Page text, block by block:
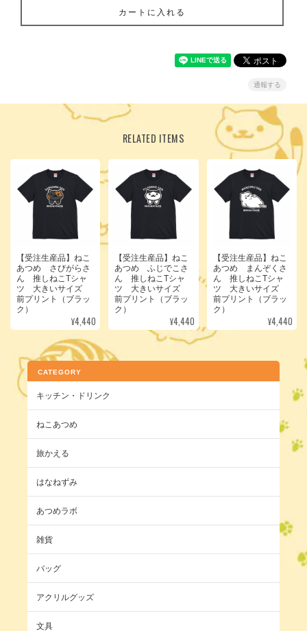
カートに入れる
通報する
RELATED ITEMS
【受注生産品】ねこ
あつめ さびがらさ
ん 推しねこTシャ
ツ 大きいサイズ
前プリント（ブラッ
ク）
¥4,440
【受注生産品】ねこ
あつめ ふじでこさ
ん 推しねこTシャ
ツ 大きいサイズ
前プリント（ブラッ
ク）
¥4,440
【受注生産品】ねこ
あつめ まんぞくさ
ん 推しねこTシャ
ツ 大きいサイズ
前プリント（ブラッ
ク）
¥4,440
CATEGORY
キッチン・ドリンク
ねこあつめ
旅かえる
はなねずみ
あつめラボ
雑貨
バッグ
アクリルグッズ
文具